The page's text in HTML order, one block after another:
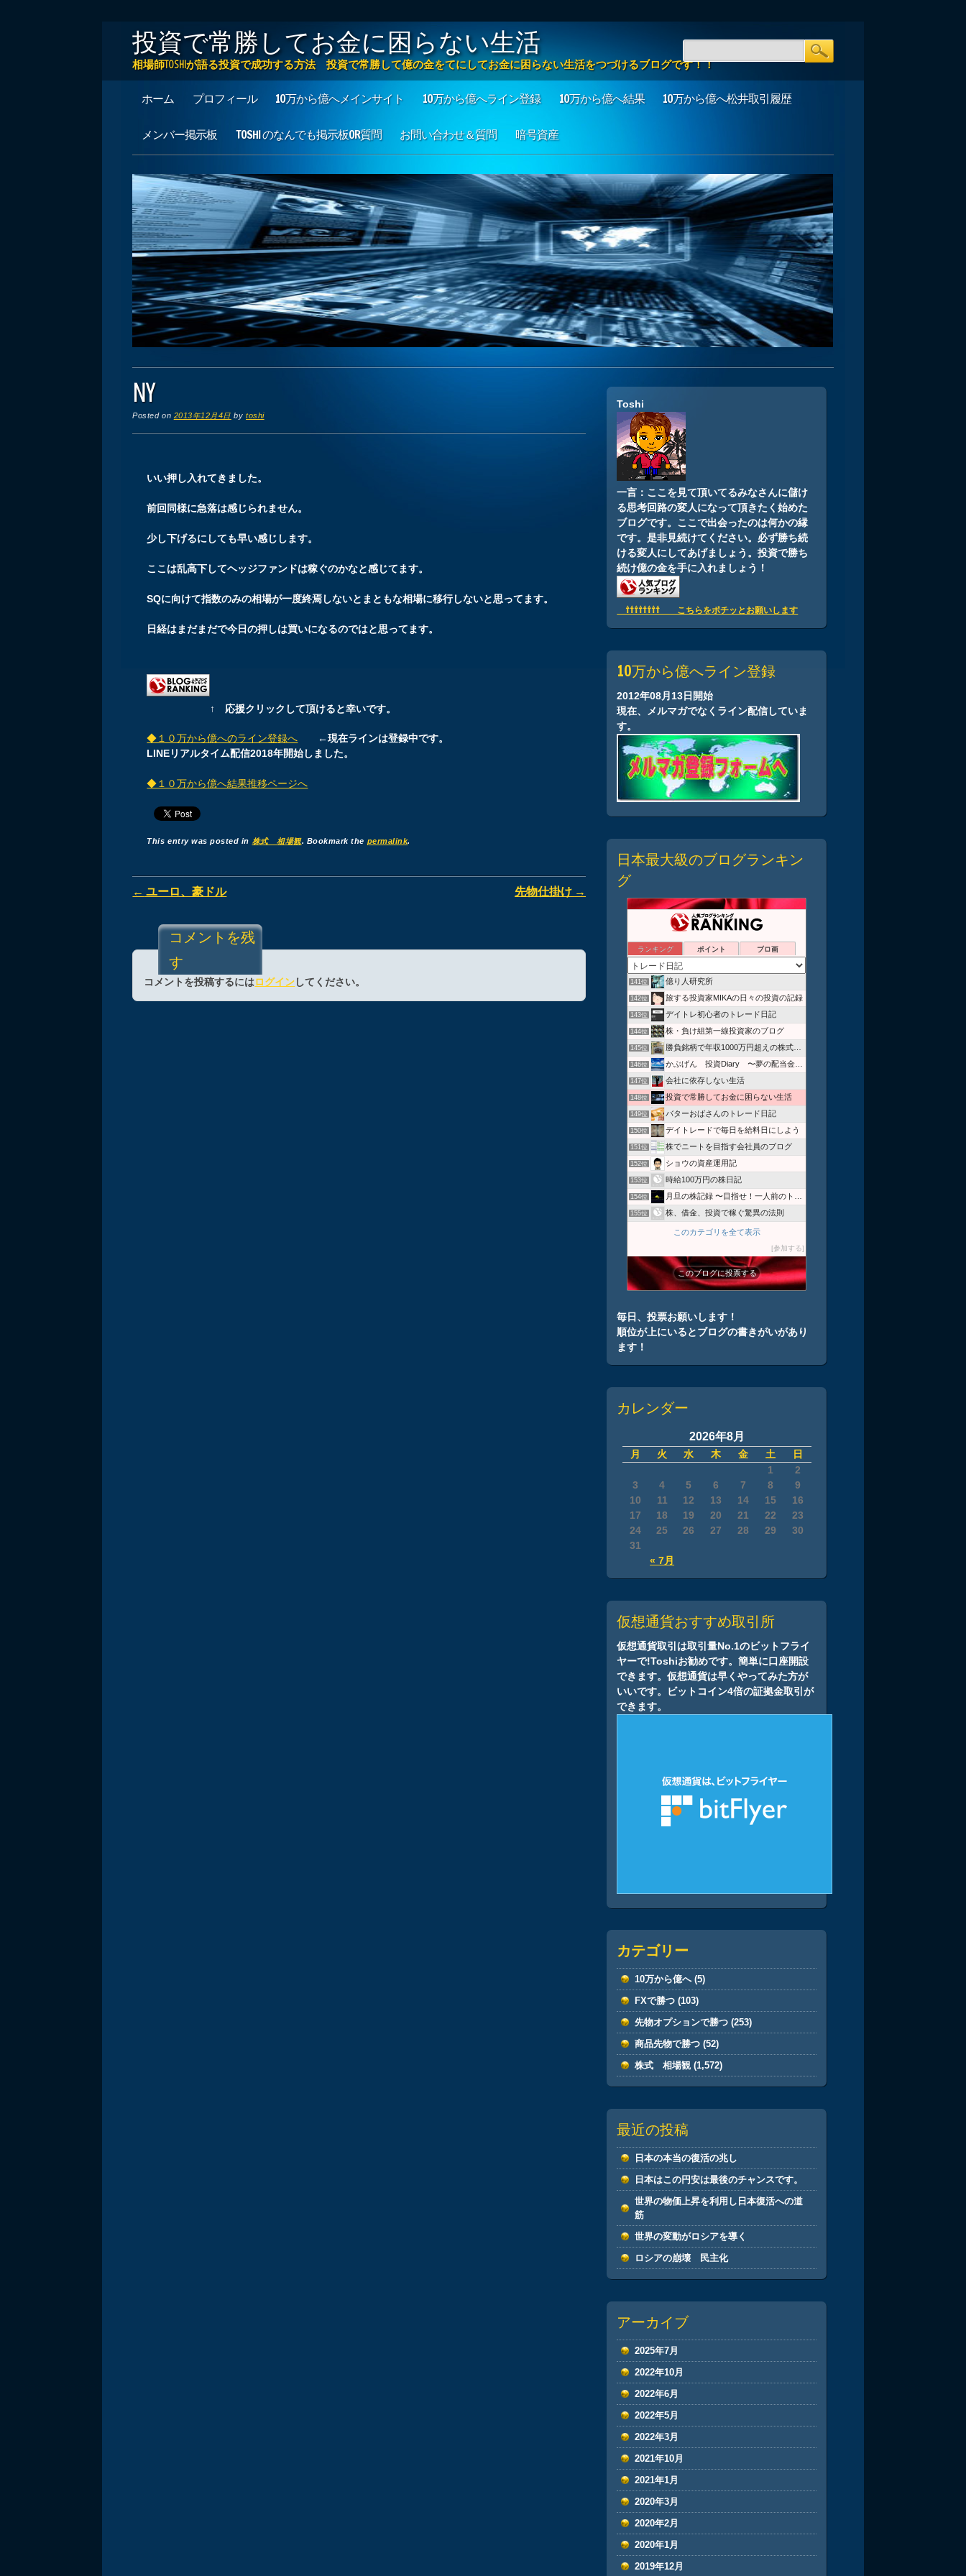
投資で常勝してお金に困らない生活
相場師TOSHIが語る投資で成功する方法 投資で常勝して億の金をてにしてお金に困らない生活をつづけるブログです！！
Main menu
ホーム プロフィール 10万から億へメインサイト 10万から億へライン登録 10万から億へ結果 10万から億へ松井取引履歴
メンバー掲示板 TOSHI のなんでも掲示板OR質問 お問い合わせ＆質問 暗号資産
NY
Posted on 2013年12月4日 bytoshi
いい押し入れてきました。
前回同様に急落は感じられません。
少し下げるにしても早い感じします。
ここは乱高下してヘッジファンドは稼ぐのかなと感じてます。
SQに向けて指数のみの相場が一度終焉しないとまともな相場に移行しないと思ってます。
日経はまだまだで今日の押しは買いになるのではと思ってます。
↑ 応援クリックして頂けると幸いです。
◆１０万から億へのライン登録へ ←現在ラインは登録中です。
LINEリアルタイム配信2018年開始しました。
◆１０万から億へ結果推移ページへ
This entry was posted in 株式 相場観. Bookmark the permalink.
Post navigation
← ユーロ、豪ドル 先物仕掛け →
コメントを残
す
コメントを投稿するにはログインしてください。
Toshi
一言：ここを見て頂いてるみなさんに儲け
る思考回路の変人になって頂きたく始めた
ブログです。ここで出会ったのは何かの縁
です。是非見続けてください。必ず勝ち続
ける変人にしてあげましょう。投資で勝ち
続け億の金を手に入れましょう！
⇧⇧⇧⇧⇧⇧⇧⇧ こちらをポチッとお願いします
10万から億へライン登録
2012年08月13日開始
現在、メルマガでなくライン配信していま
す。
日本最大級のブログランキン
グ
ランキング ポイント ブロ画
141位 億り人研究所
142位 旅する投資家MIKAの日々の投資の記録
143位 デイトレ初心者のトレード日記
144位 株・負け組第一線投資家のブログ
145位 勝負銘柄で年収1000万円超えの株式投資
146位 かぶげん 投資Diary 〜夢の配当金生活を目指して〜
147位 会社に依存しない生活
148位 投資で常勝してお金に困らない生活
149位 バターおばさんのトレード日記
150位 デイトレードで毎日を給料日にしよう
151位 株でニートを目指す会社員のブログ
152位 ショウの資産運用記
153位 時給100万円の株日記
154位 月旦の株記録 〜目指せ！一人前のトレーダー〜
155位 株、借金、投資で稼ぐ驚異の法則
このカテゴリを全て表示
参加する
このブログに投票する
毎日、投票お願いします！
順位が上にいるとブログの書きがいがあり
ます！
カレンダー
2026年8月
月 火 水 木 金 土 日
« 7月
1
2
3
4 5 6 7 8
9
10
11 12 13 14 15
16
17
18 19 20 21 22
23
24
25 26 27 28 29
30
31
仮想通貨おすすめ取引所
仮想通貨取引は取引量No.1のビットフライ
ヤーで!Toshiお勧めです。簡単に口座開設
できます。仮想通貨は早くやってみた方が
いいです。ビットコイン4倍の証拠金取引が
できます。
カテゴリー
10万から億へ(5)
FXで勝つ (103)
先物オプションで勝つ (253)
商品先物で勝つ (52)
株式 相場観 (1,572)
最近の投稿
日本の本当の復活の兆し
日本はこの円安は最後のチャンスです。
世界の物価上昇を利用し日本復活への道
筋
世界の変動がロシアを導く
ロシアの崩壊 民主化
アーカイブ
2025年7月
2022年10月
2022年6月
2022年5月
2022年3月
2021年10月
2021年1月
2020年3月
2020年2月
2020年1月
2019年12月